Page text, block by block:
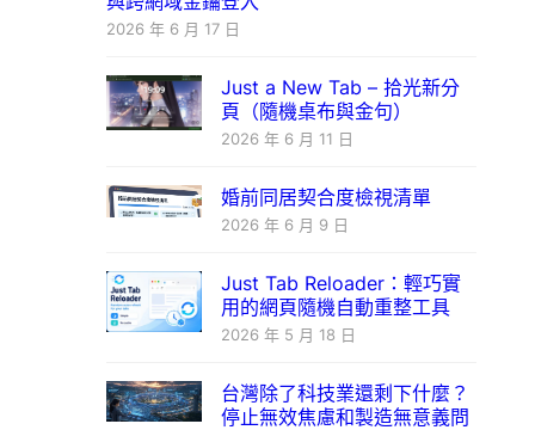
2026 年 6 月 17 日
Just a New Tab – 拾光新分
頁（隨機桌布與金句）
2026 年 6 月 11 日
婚前同居契合度檢視清單
2026 年 6 月 9 日
Just Tab Reloader：輕巧實
用的網頁隨機自動重整工具
2026 年 5 月 18 日
台灣除了科技業還剩下什麼？
停止無效焦慮和製造無意義問